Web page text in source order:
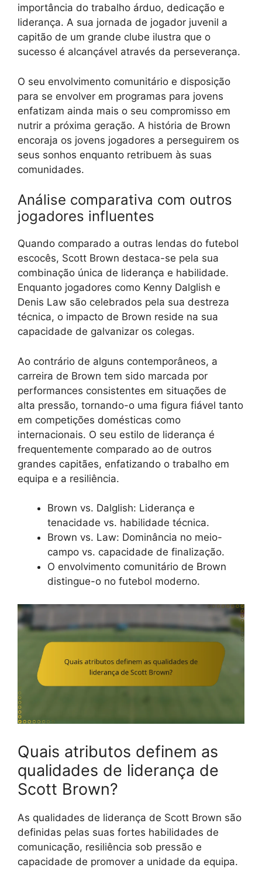
importância do trabalho árduo, dedicação e
liderança. A sua jornada de jogador juvenil a
capitão de um grande clube ilustra que o
sucesso é alcançável através da perseverança.
O seu envolvimento comunitário e disposição
para se envolver em programas para jovens
enfatizam ainda mais o seu compromisso em
nutrir a próxima geração. A história de Brown
encoraja os jovens jogadores a perseguirem os
seus sonhos enquanto retribuem às suas
comunidades.
Análise comparativa com outros
jogadores influentes
Quando comparado a outras lendas do futebol
escocês, Scott Brown destaca-se pela sua
combinação única de liderança e habilidade.
Enquanto jogadores como Kenny Dalglish e
Denis Law são celebrados pela sua destreza
técnica, o impacto de Brown reside na sua
capacidade de galvanizar os colegas.
Ao contrário de alguns contemporâneos, a
carreira de Brown tem sido marcada por
performances consistentes em situações de
alta pressão, tornando-o uma figura fiável tanto
em competições domésticas como
internacionais. O seu estilo de liderança é
frequentemente comparado ao de outros
grandes capitães, enfatizando o trabalho em
equipa e a resiliência.
Brown vs. Dalglish: Liderança e
tenacidade vs. habilidade técnica.
Brown vs. Law: Dominância no meio-
campo vs. capacidade de finalização.
O envolvimento comunitário de Brown
distingue-o no futebol moderno.
Quais atributos definem as
qualidades de liderança de
Scott Brown?
As qualidades de liderança de Scott Brown são
definidas pelas suas fortes habilidades de
comunicação, resiliência sob pressão e
capacidade de promover a unidade da equipa.